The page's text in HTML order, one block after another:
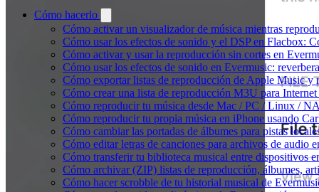
Cómo hacerlo
Cómo activar un visualizador de música mientras
Cómo usar los efectos de sonido y el DSP en Flacbox:
Cómo activar y usar la reproducción sin cortes en
Cómo usar los efectos de sonido en Evermusic:
Cómo exportar listas de reproducción de Apple Music y
Cómo crear una lista de reproducción M3U para
Cómo reproducir tu música desde Mac / PC / Linux /
Cómo reproducir tu propia música en iPhone usando
Cómo cambiar las portadas de álbumes para pistas
Cómo editar letras de canciones para archivos de audio
Cómo transferir tu biblioteca musical entre dispositivos
Cómo archivar (ZIP) listas de reproducción, álbumes,
Cómo hacer scrobble de tu historial musical de